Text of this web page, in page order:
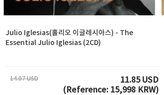
Julio Iglesias(훌리오 이글레시아스) - The
Essential Julio Iglesias (2CD)
14.07 USD
11.85 USD
(Reference: 15,998 KRW)